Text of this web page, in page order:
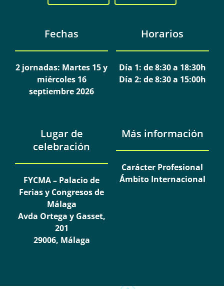
Fechas
2 jornadas: Martes 15 y
miércoles 16
septiembre 2026
Horarios
Día 1: de 8:30 a 18:30h
Día 2: de 8:30 a 15:00h
Lugar de
celebración
FYCMA – Palacio de
Ferias y Congresos de
Málaga
Avda Ortega y Gasset,
201
29006, Málaga
Más información
Carácter Profesional
Ámbito Internacional